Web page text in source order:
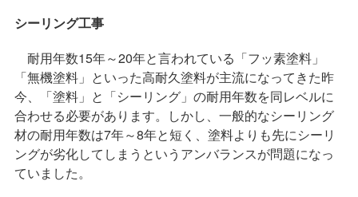
シーリング工事
耐用年数15年～20年と言われている「フッ素塗料」
「無機塗料」といった高耐久塗料が主流になってきた昨
今、「塗料」と「シーリング」の耐用年数を同レベルに
合わせる必要があります。しかし、一般的なシーリング
材の耐用年数は7年～8年と短く、塗料よりも先にシーリ
ングが劣化してしまうというアンバランスが問題になっ
ていました。